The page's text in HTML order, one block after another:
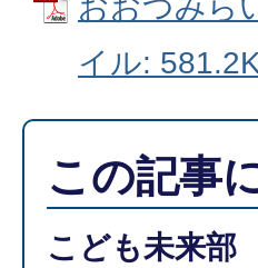
イル:
この記事
こども未来